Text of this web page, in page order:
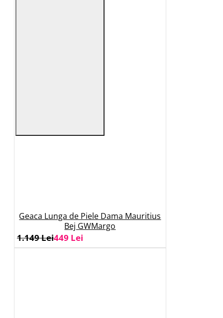
Geaca Lunga de Piele Dama Mauritius
Bej GWMargo
449 Lei
1.149 Lei